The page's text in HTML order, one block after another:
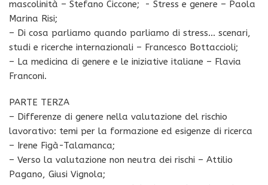
mascolinità – Stefano Ciccone; - Stress e genere – Paola
Marina Risi;
– Di cosa parliamo quando parliamo di stress… scenari,
studi e ricerche internazionali – Francesco Bottaccioli;
– La medicina di genere e le iniziative italiane – Flavia
Franconi.
PARTE TERZA
– Differenze di genere nella valutazione del rischio
lavorativo: temi per la formazione ed esigenze di ricerca
– Irene Figà-Talamanca;
– Verso la valutazione non neutra dei rischi – Attilio
Pagano, Giusi Vignola;